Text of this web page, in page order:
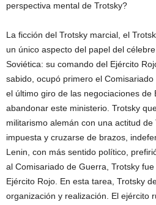
perspectiva mental de Trotsky?
La ficción del Trotsky marcial, el
un único aspecto del papel del
Soviética: su comando del Ejército
sabido, ocupó primero el
el último giro de las negociaciones de
abandonar este ministerio. Trotsky
militarismo alemán con una actitud
impuesta y cruzarse de brazos,
Lenin, con más sentido político,
al Comisariado de Guerra, Trotsky
Ejército Rojo. En esta tarea, Trotsky
organización y realización. El ejército